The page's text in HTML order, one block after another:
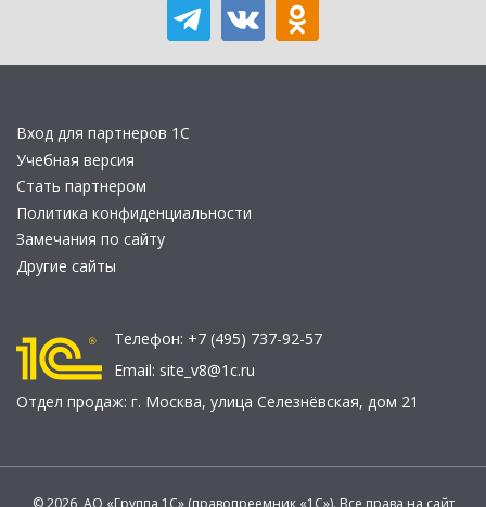
Вход для партнеров 1С
Учебная версия
Стать партнером
Политика конфиденциальности
Замечания по сайту
Другие сайты
Телефон: +7 (495) 737-92-57
Email: site_v8@1c.ru
Отдел продаж: г. Москва, улица Селезнёвская, дом 21